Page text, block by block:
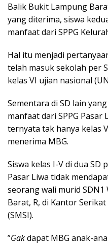
Balik Bukit Lampung
yang diterima, siswa
manfaat dari SPPG
Hal itu menjadi
telah masuk sekolah per
kelas VI ujian nasional
Sementara di SD lain
manfaat dari SPPG Pasar
ternyata tak hanya kelas
menerima MBG.
Siswa kelas I-V di dua SD
Pasar Liwa tidak
seorang wali murid
Barat, R, di Kantor
(SMSI).
”Gakdapat MBG anak-